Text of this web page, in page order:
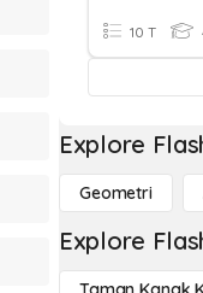
10 T
Explore
Geometri
Explore